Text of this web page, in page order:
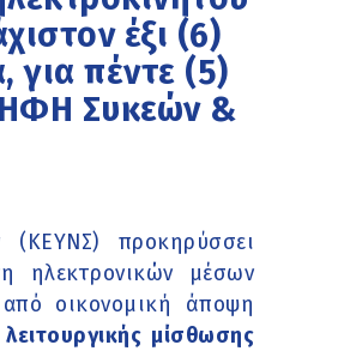
έξι (6)
για πέντε (5)
Συκεών &
προκηρύσσει
ηλεκτρονικών μέσων
οικονομική άποψη
λειτουργικής μίσθωσης